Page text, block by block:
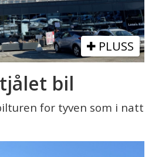
PLUSS
bil
for tyven som i natt